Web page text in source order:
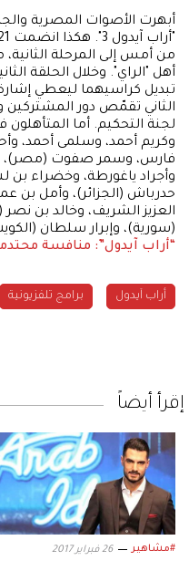
أبهرت الأصوات المصرية
أهل "الراي". وخلال الحلقة
تبديل كراسيهما ليعطي إشارة
الثاني تقمّص دور
لجنة التحكيم. أما
وكريم أحمد، وسلمى أحمد،
فارس، وسمر صفوت (مصر)،
وأجراد ياغورطة، وخضراء بن
حدرباش (الجزائر)، وأمل بن
العزيز الشريف، وخالد بن
(سورية)، وإبرار سلطان
“أراب آيدول”: منافسة
أراب آيدول برامج تلفزيونية
إقرأ أيضاً
#مشاهير 26 فبراير 2017